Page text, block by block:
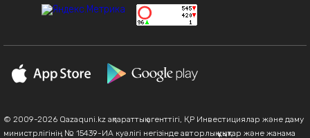
© 2009-2026 Qazaquni.kz ақпараттық агенттігі, ҚР Инвестициялар және даму
министрлігінің № 15439-ИА куәлігі негізінде авторлық құқықтар және жанама